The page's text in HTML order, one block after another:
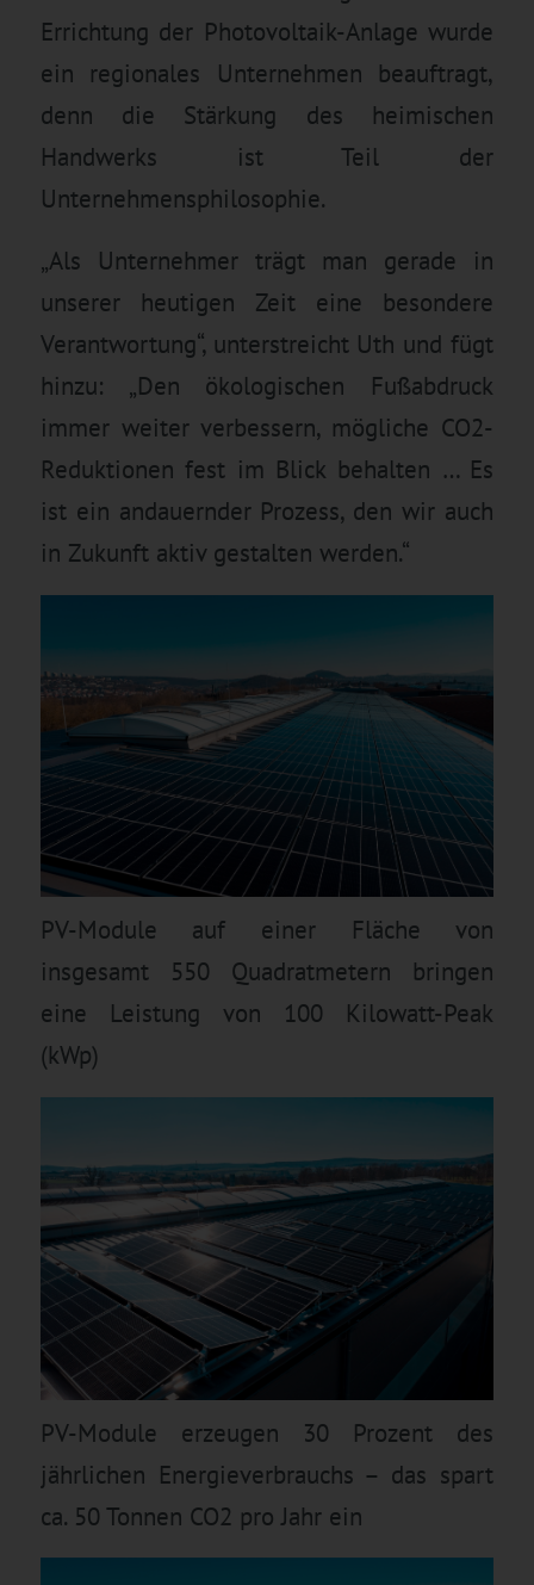
Errichtung der Photovoltaik-Anlage wurde
ein regionales Unternehmen beauftragt,
denn die Stärkung des heimischen
Handwerks ist Teil der
Unternehmensphilosophie.
„Als Unternehmer trägt man gerade in
unserer heutigen Zeit eine besondere
Verantwortung“, unterstreicht Uth und fügt
hinzu: „Den ökologischen Fußabdruck
immer weiter verbessern, mögliche CO2-
Reduktionen fest im Blick behalten … Es
ist ein andauernder Prozess, den wir auch
in Zukunft aktiv gestalten werden.“
PV-Module auf einer Fläche von
insgesamt 550 Quadratmetern bringen
eine Leistung von 100 Kilowatt-Peak
(kWp)
PV-Module erzeugen 30 Prozent des
jährlichen Energieverbrauchs – das spart
ca. 50 Tonnen CO2 pro Jahr ein